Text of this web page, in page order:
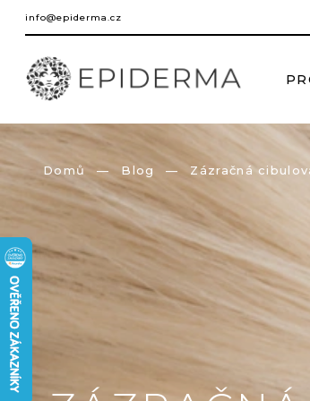
obsah
info@epiderma.cz
Domů Blog Zázračná